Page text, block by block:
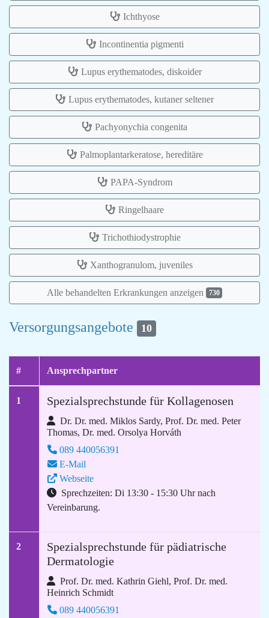
Ichthyose
Incontinentia pigmenti
Lupus erythematodes, diskoider
Lupus erythematodes, kutaner seltener
Pachyonychia congenita
Palmoplantarkeratose, hereditäre
PAPA-Syndrom
Ringelhaare
Trichothiodystrophie
Xanthogranulom, juveniles
Alle behandelten Erkrankungen anzeigen 730
Versorgungsangebote 10
# Ansprechpartner
1 Spezialsprechstunde für Kollagenosen
Dr. Dr. med. Miklos Sardy, Prof. Dr. med. Peter
Thomas, Dr. med. Orsolya Horváth
089 440056391
E-Mail
Webseite
Sprechzeiten: Di 13:30 - 15:30 Uhr nach
Vereinbarung.
2
Spezialsprechstunde für pädiatrische
Dermatologie
Prof. Dr. med. Kathrin Giehl, Prof. Dr. med.
Heinrich Schmidt
089 440056391